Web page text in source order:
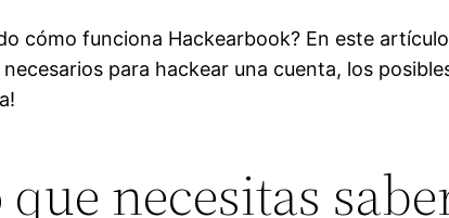
cómo funciona Hackearbook? En este
para hackear una cuenta, los
que necesitas